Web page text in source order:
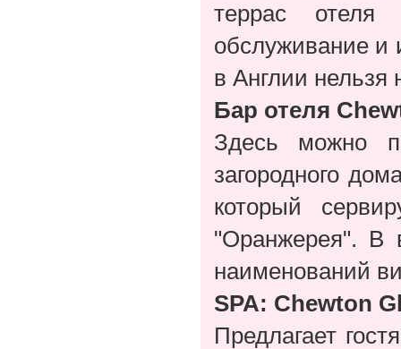
террас отеля
обслуживание и
в Англии нельзя
Бар отеля
Здесь можно
загородного
который
"Оранжерея". В
наименований
SPA: Chewton
Предлагает